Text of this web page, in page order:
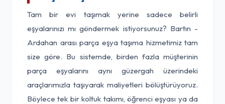
Tam bir evi taşımak yerine sadece belirli
eşyalarınızı mı göndermek istiyorsunuz? Bartın -
Ardahan arası parça eşya taşıma hizmetimiz tam
size göre. Bu sistemde, birden fazla müşterinin
parça eşyalarını aynı güzergah üzerindeki
araçlarımızla taşıyarak maliyetleri bölüştürüyoruz.
Böylece tek bir koltuk takımı, öğrenci eşyası ya da